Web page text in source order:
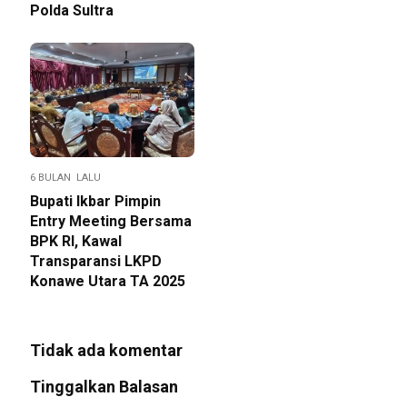
Polda Sultra
6 BULAN LALU
Bupati Ikbar Pimpin
Entry Meeting Bersama
BPK RI, Kawal
Transparansi LKPD
Konawe Utara TA 2025
Tidak ada komentar
Tinggalkan Balasan